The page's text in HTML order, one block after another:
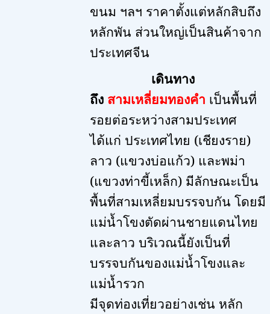
ขนม ฯลฯ ราคาตั้งแต่หลักสิบถึง
หลักพัน ส่วนใหญ่เป็นสินค้าจาก
ประเทศจีน
เดินทาง
ถึง สามเหลี่ยมทองคำ เป็นพื้นที่
รอยต่อระหว่างสามประเทศ
ได้แก่ ประเทศไทย (เชียงราย)
ลาว (แขวงบ่อแก้ว) และพม่า
(แขวงท่าขี้เหล็ก) มีลักษณะเป็น
พื้นที่สามเหลี่ยมบรรจบกัน โดยมี
แม่น้ำโขงตัดผ่านชายแดนไทย
และลาว บริเวณนี้ยังเป็นที่
บรรจบกันของแม่น้ำโขงและ
แม่น้ำรวก
มีจุดท่องเที่ยวอย่างเช่น หลัก